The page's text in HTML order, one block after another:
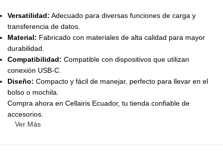
Versatilidad: Adecuado para diversas funciones de carga y
transferencia de datos.
Material: Fabricado con materiales de alta calidad para mayor
durabilidad.
Compatibilidad: Compatible con dispositivos que utilizan
conexión USB-C.
Diseño: Compacto y fácil de manejar, perfecto para llevar en el
bolso o mochila.
Compra ahora en Cellairis Ecuador, tu tienda confiable de
accesorios.
Ver Más